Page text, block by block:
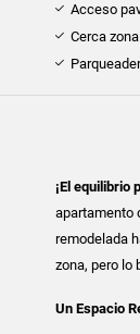
Acceso
Cerca
¡El equilibrio
apartamento
remodelada
zona, pero lo
Un Espacio